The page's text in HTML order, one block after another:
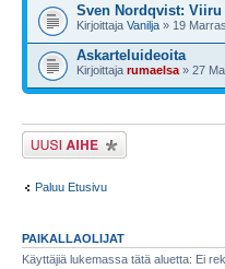
Sven Nordqvist: Viiru
Kirjoittaja Vanilja » 19
Askarteluideoita
Kirjoittaja rumaelsa » 27
Lähetä uusi viesti
Paluu Etusivu
PAIKALLAOLIJAT
Käyttäjiä lukemassa tätä aluetta: Ei